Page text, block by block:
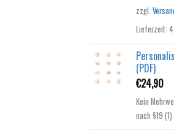
zzgl.
Lieferzeit:
(PDF)
€24,90
Kein
nach §19 (1)